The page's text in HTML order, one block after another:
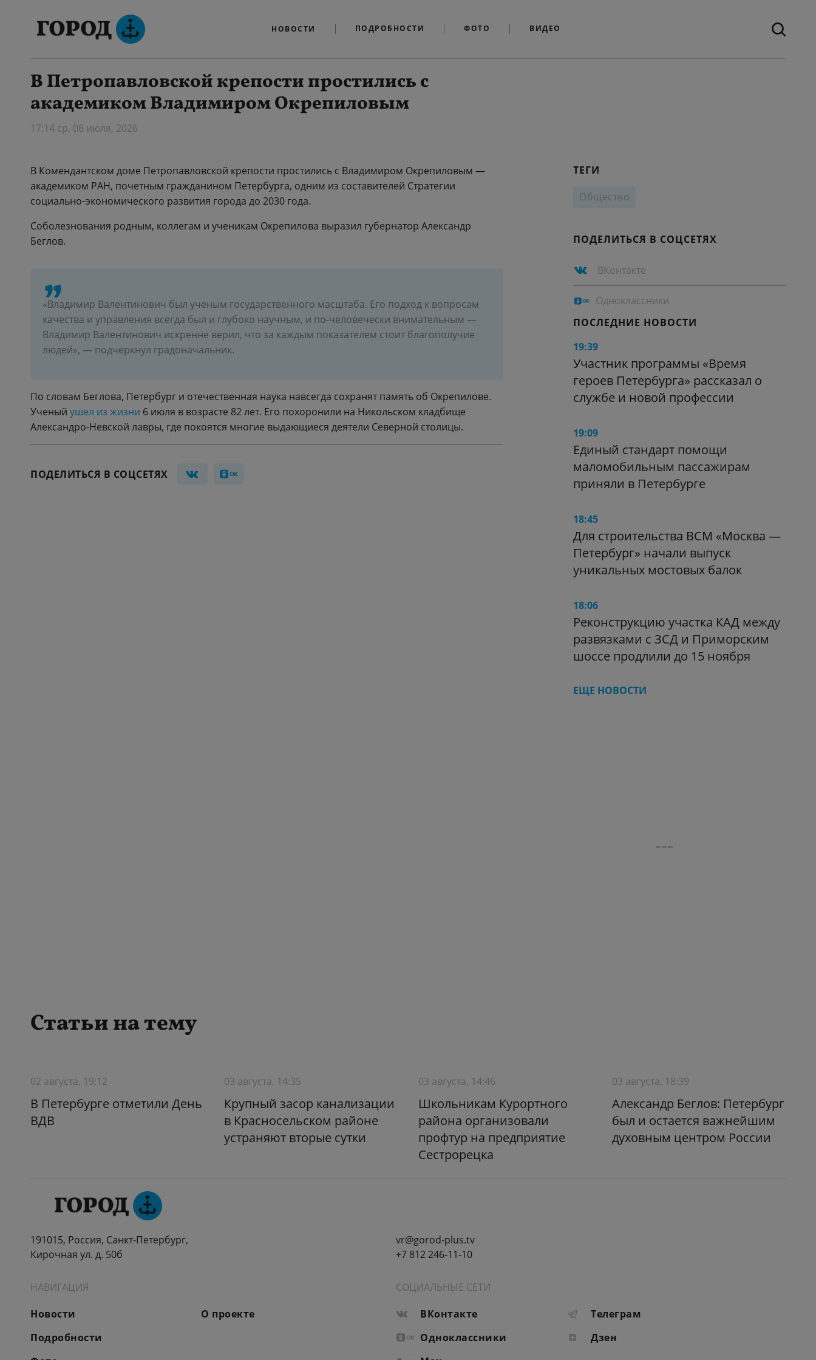
НОВОСТИ ПОДРОБНОСТИ ФОТО ВИДЕО
В Петропавловской крепости простились с
академиком Владимиром Окрепиловым
17:14 ср, 08 июля, 2026
В Комендантском доме Петропавловской крепости простились с Владимиром Окрепиловым —
академиком РАН, почетным гражданином Петербурга, одним из составителей Стратегии
социально‑экономического развития города до 2030 года.
Соболезнования родным, коллегам и ученикам Окрепилова выразил губернатор Александр
Беглов.
«Владимир Валентинович был ученым государственного масштаба. Его подход к вопросам
качества и управления всегда был и глубоко научным, и по-человечески внимательным —
Владимир Валентинович искренне верил, что за каждым показателем стоит благополучие
людей», — подчеркнул градоначальник.
По словам Беглова, Петербург и отечественная наука навсегда сохранят память об Окрепилове.
Ученый ушел из жизни 6 июля в возрасте 82 лет. Его похоронили на Никольском кладбище
Александро-Невской лавры, где покоятся многие выдающиеся деятели Северной столицы.
ПОДЕЛИТЬСЯ В СОЦСЕТЯХ
ТЕГИ
Общество
ПОДЕЛИТЬСЯ В СОЦСЕТЯХ
ВКонтакте
Одноклассники
ПОСЛЕДНИЕ НОВОСТИ
19:39
Участник программы «Время
героев Петербурга» рассказал о
службе и новой профессии
19:09
Единый стандарт помощи
маломобильным пассажирам
приняли в Петербурге
18:45
Для строительства ВСМ «Москва —
Петербург» начали выпуск
уникальных мостовых балок
18:06
Реконструкцию участка КАД между
развязками с ЗСД и Приморским
шоссе продлили до 15 ноября
ЕЩЕ НОВОСТИ
Статьи на тему
02 августа, 19:12
В Петербурге отметили День
ВДВ
03 августа, 14:35
Крупный засор канализации
в Красносельском районе
устраняют вторые сутки
03 августа, 14:46
Школьникам Курортного
района организовали
профтур на предприятие
Сестрорецка
03 августа, 18:39
Александр Беглов: Петербург
был и остается важнейшим
духовным центром России
191015, Россия, Санкт-Петербург,
Кирочная ул. д. 50б
vr@gorod-plus.tv
+7 812 246-11-10
НАВИГАЦИЯ
Новости
Подробности
О проекте
СОЦИАЛЬНЫЕ СЕТИ
ВКонтакте
Телеграм
Одноклассники
Дзен